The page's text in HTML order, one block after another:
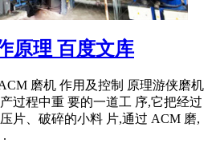
原理 百度文库
磨机 作用及控制 原理游侠磨机
过程中重 要的一道工 序,它把经过
片、破碎的小料 片,通过 ACM 磨,
.